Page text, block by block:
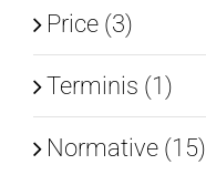
Price (3)
Terminis (1)
Normative (15)